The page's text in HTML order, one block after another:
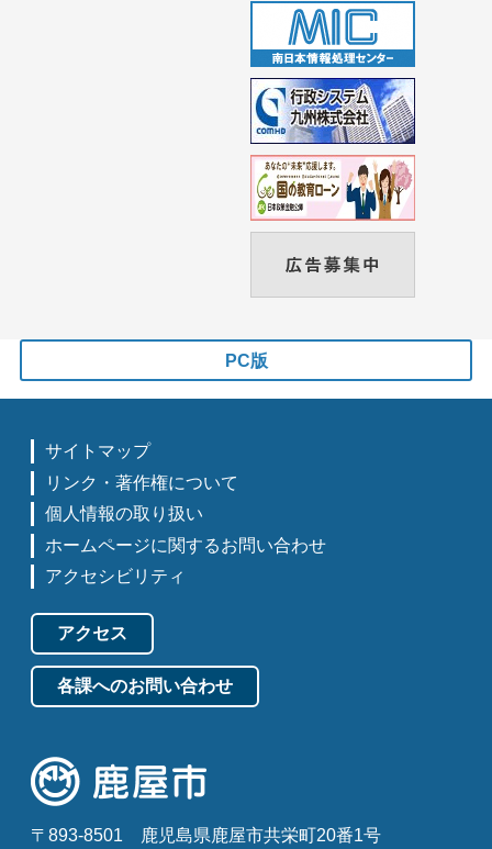
PC版
サイトマップ
リンク・著作権について
個人情報の取り扱い
ホームページに関するお問い合わせ
アクセシビリティ
アクセス
各課へのお問い合わせ
〒893-8501 鹿児島県鹿屋市共栄町20番1号